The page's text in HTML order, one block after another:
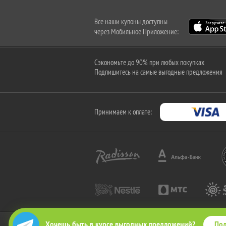
Все наши купоны доступны
через Мобильное Приложение:
Сэкономьте до 90% при любых покупках
Подпишитесь на самые выгодные предложения
Принимаем к оплате: